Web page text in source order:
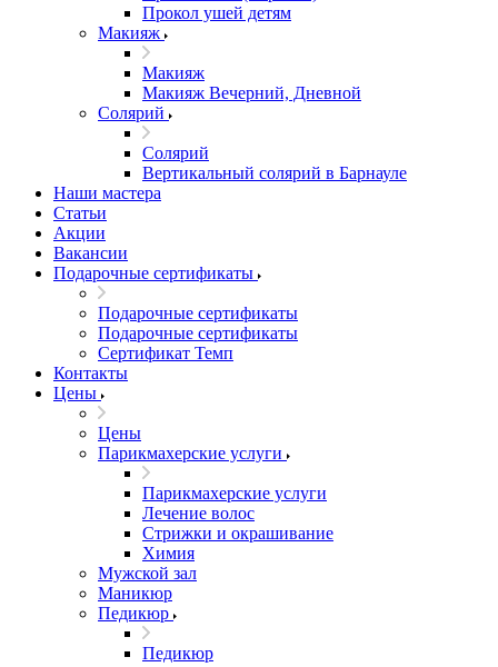
Прокол ушей детям
Макияж
Макияж
Макияж Вечерний, Дневной
Солярий
Солярий
Вертикальный солярий в Барнауле
Наши мастера
Статьи
Акции
Вакансии
Подарочные сертификаты
Подарочные сертификаты
Подарочные сертификаты
Сертификат Темп
Контакты
Цены
Цены
Парикмахерские услуги
Парикмахерские услуги
Лечение волос
Стрижки и окрашивание
Химия
Мужской зал
Маникюр
Педикюр
Педикюр